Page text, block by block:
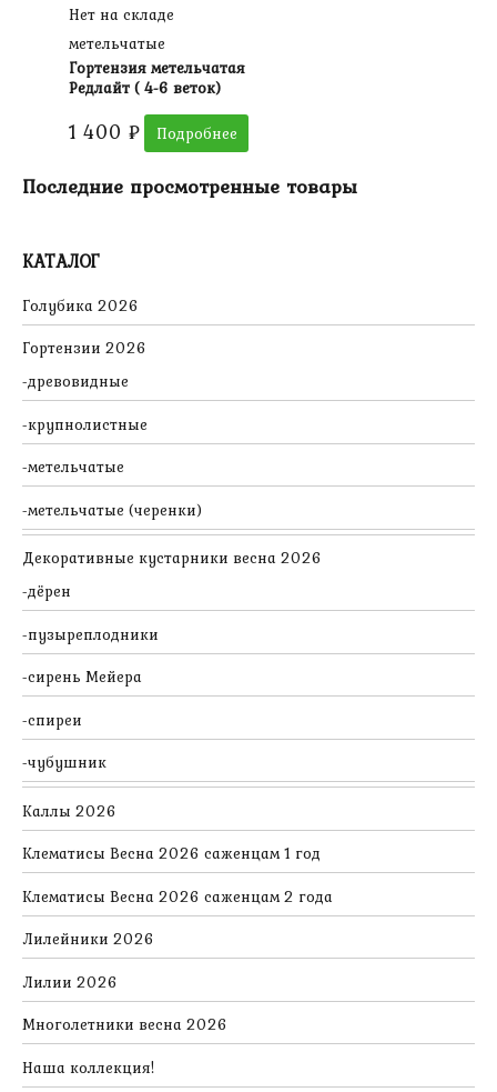
КАТАЛОГ
Голубика 2026
Гортензии 2026
древовидные
крупнолистные
метельчатые
метельчатые (черенки)
Декоративные кустарники весна 2026
дёрен
пузыреплодники
сирень Мейера
спиреи
чубушник
Каллы 2026
Клематисы Весна 2026 саженцам 1 год
Клематисы Весна 2026 саженцам 2 года
Лилейники 2026
Лилии 2026
Многолетники весна 2026
Наша коллекция!
Нет на складе
метельчатые
Гортензия метельчатая
Редлайт ( 4-6 веток)
1 400 ₽ Подробнее
Последние просмотренные товары